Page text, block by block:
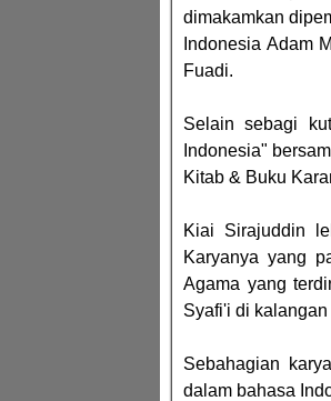
dimakamkan
Indonesia Adam
Fuadi.
Selain sebagi
Indonesia"
Kitab & Buku
Kiai Sirajuddin
Karyanya yang
Agama yang
Syafi'i di
Sebahagian
dalam bahasa